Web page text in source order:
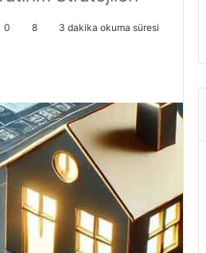
0 8 3 dakika okuma süresi